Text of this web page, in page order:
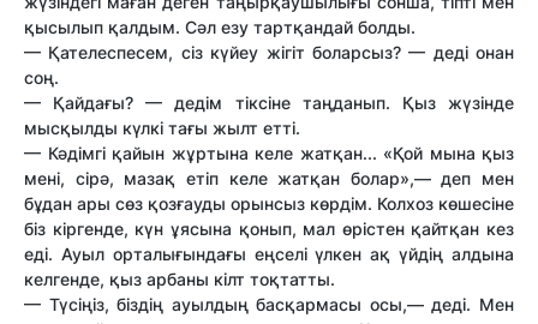
қысылып қалдым. Сәл езу тартқандай болды.
— Қателеспесем, сіз күйеу жігіт боларсыз? — деді онан
соң.
— Қайдағы? — дедім тіксіне таңданып. Қыз жүзінде
мысқылды күлкі тағы жылт етті.
— Кәдімгі қайын жұртына келе жатқан... «Қой мына қыз
мені, сірә, мазақ етіп келе жатқан болар»,— деп мен
бұдан ары сөз қозғауды орынсыз көрдім. Колхоз көшесіне
біз кіргенде, күн ұясына қонып, мал өрістен қайтқан кез
еді. Ауыл орталығындағы еңселі үлкен ақ үйдің алдына
келгенде, қыз арбаны кілт тоқтатты.
— Түсіңіз, біздің ауылдың басқармасы осы,— деді. Мен